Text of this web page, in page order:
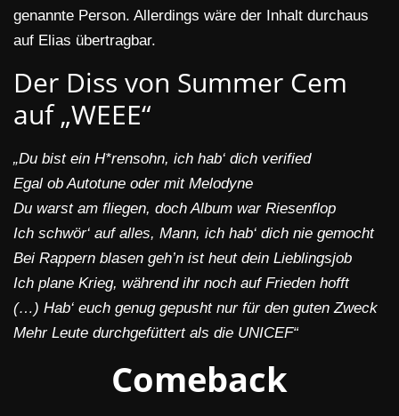
genannte Person. Allerdings wäre der Inhalt durchaus
auf Elias übertragbar.
Der Diss von Summer Cem
auf „WEEE“
„Du bist ein H*rensohn, ich hab‘ dich verifiеd
Egal ob Autotune oder mit Melodynе
Du warst am fliegen, doch Album war Riesenflop
Ich schwör‘ auf alles, Mann, ich hab‘ dich nie gemocht
Bei Rappern blasen geh’n ist heut dein Lieblingsjob
Ich plane Krieg, während ihr noch auf Frieden hofft
(…) Hab‘ euch genug gepusht nur für den guten Zweck
Mehr Leute durchgefüttert als die UNICEF“
Comeback